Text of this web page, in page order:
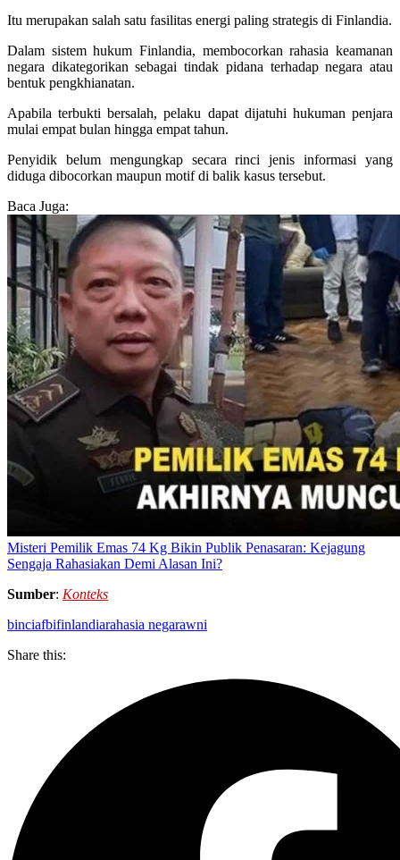
Itu merupakan salah satu fasilitas energi paling strategis di Finlandia.
Dalam sistem hukum Finlandia, membocorkan rahasia keamanan
negara dikategorikan sebagai tindak pidana terhadap negara atau
bentuk pengkhianatan.
Apabila terbukti bersalah, pelaku dapat dijatuhi hukuman penjara
mulai empat bulan hingga empat tahun.
Penyidik belum mengungkap secara rinci jenis informasi yang
diduga dibocorkan maupun motif di balik kasus tersebut.
Baca Juga:
Misteri Pemilik Emas 74 Kg Bikin Publik Penasaran: Kejagung
Sengaja Rahasiakan Demi Alasan Ini?
Sumber: Konteks
binciafbifinlandiarahasia negarawni
Share this: